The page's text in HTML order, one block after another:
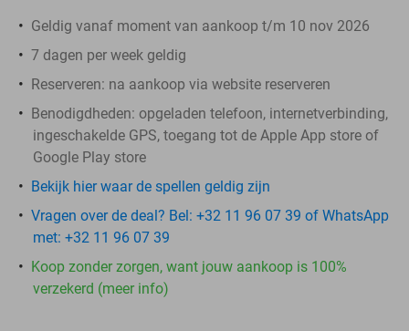
Geldig vanaf moment van aankoop t/m 10 nov 2026
7 dagen per week geldig
Reserveren: na aankoop via website reserveren
Benodigdheden: opgeladen telefoon, internetverbinding,
ingeschakelde GPS, toegang tot de Apple App store of
Google Play store
Bekijk hier waar de spellen geldig zijn
Vragen over de deal? Bel: +32 11 96 07 39 of WhatsApp
met: +32 11 96 07 39
Koop zonder zorgen, want jouw aankoop is 100%
verzekerd (meer info)